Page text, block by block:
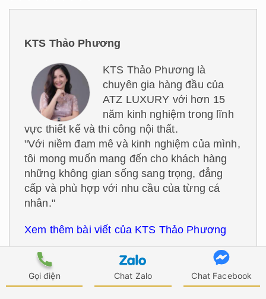
Gọi điện Chat Zalo Chat Facebook
KTS Thảo Phương
KTS Thảo Phương là
chuyên gia hàng đầu của
ATZ LUXURY với hơn 15
năm kinh nghiệm trong lĩnh
vực thiết kế và thi công nội thất.
"Với niềm đam mê và kinh nghiệm của mình,
tôi mong muốn mang đến cho khách hàng
những không gian sống sang trọng, đẳng
cấp và phù hợp với nhu cầu của từng cá
nhân."
Xem thêm bài viết của KTS Thảo Phương
Tin được xem nhiều
20 Mẫu Thiết Kế Quán